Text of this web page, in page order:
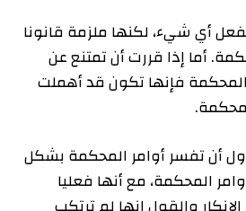
أي شيء، لكنها ملزمة قانونا
أما إذا قررت أن تمتنع عن
المحكمة فإنها تكون قد أهملت
أن تفسر أوامر المحكمة بشكل
المحكمة، مع أنها فعليا